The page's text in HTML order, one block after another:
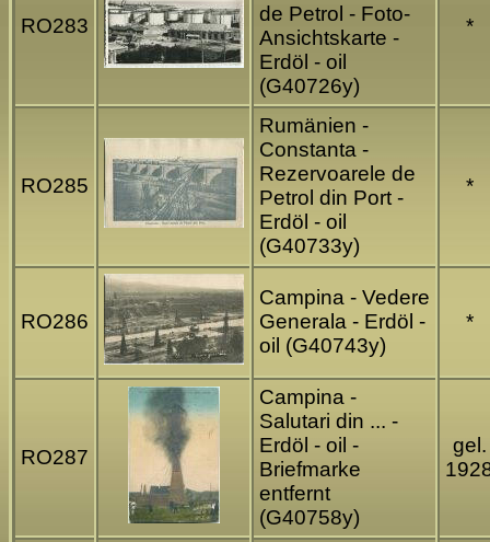
RO283
de Petrol - Foto-
Ansichtskarte -
Erdöl - oil
(G40726y)
*
RO285
Rumänien -
Constanta -
Rezervoarele de
Petrol din Port -
Erdöl - oil
(G40733y)
*
RO286
Campina - Vedere
Generala - Erdöl -
oil (G40743y)
*
RO287
Campina -
Salutari din ... -
Erdöl - oil -
Briefmarke
entfernt
(G40758y)
gel.